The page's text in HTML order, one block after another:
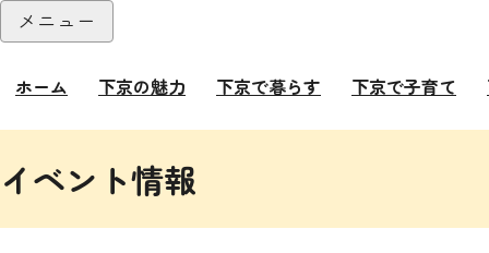
本文へ
メニュー
ホーム 下京の魅力 下京で暮らす 下京で子育て
イベント情報